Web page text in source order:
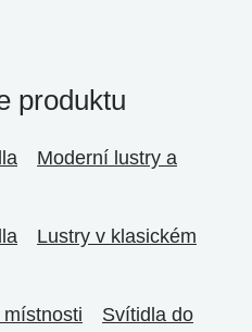
produktu
Moderní lustry a
Lustry v klasickém
Svítidla do